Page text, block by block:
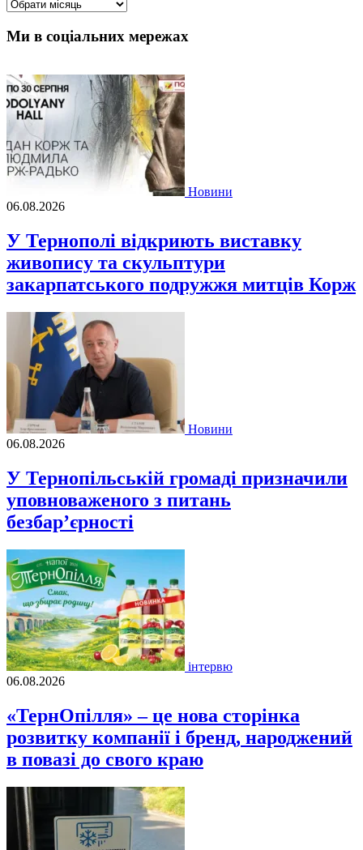
Ми в соціальних мережах
Новини
06.08.2026
У Тернополі відкриють виставку
живопису та скульптури
закарпатського подружжя митців Корж
Новини
06.08.2026
У Тернопільській громаді призначили
уповноваженого з питань
безбар’єрності
інтервю
06.08.2026
«ТернОпілля» – це нова сторінка
розвитку компанії і бренд, народжений
в повазі до свого краю